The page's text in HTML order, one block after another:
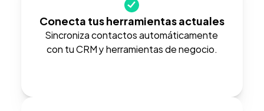
Conecta tus herramientas actuales
Sincroniza contactos automáticamente
con tu CRM y herramientas de negocio.